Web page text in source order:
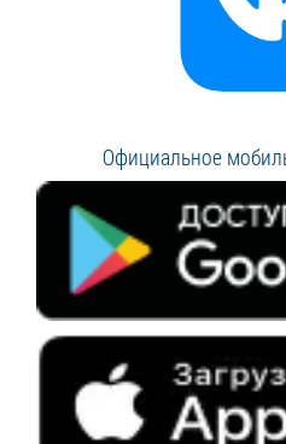
Официальное